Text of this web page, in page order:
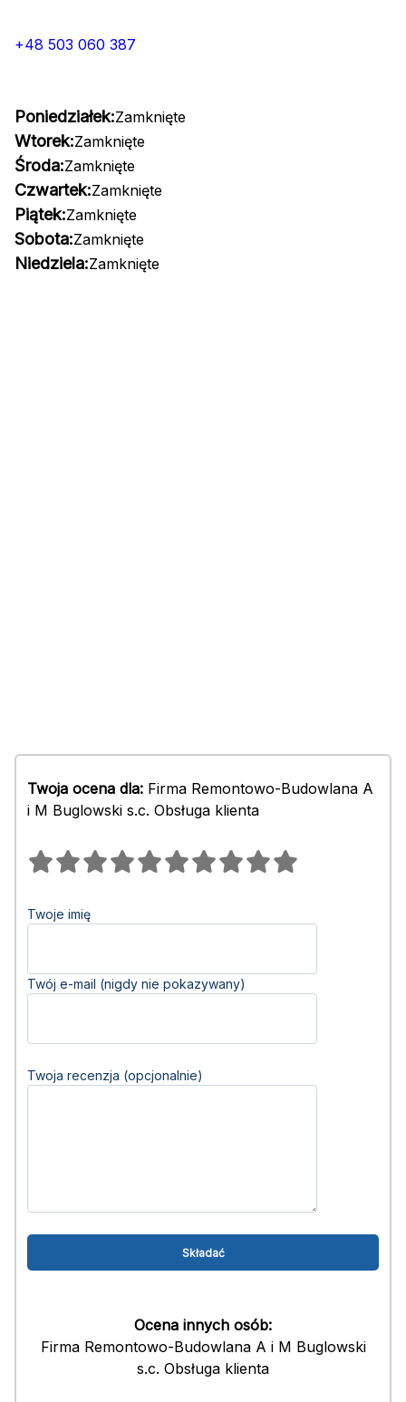
+48 503 060 387
Poniedziałek:Zamknięte
Wtorek:Zamknięte
Środa:Zamknięte
Czwartek:Zamknięte
Piątek:Zamknięte
Sobota:Zamknięte
Niedziela:Zamknięte
Twoja ocena dla: Firma Remontowo-Budowlana A
i M Buglowski s.c. Obsługa klienta
Twoje imię
Twój e-mail (nigdy nie pokazywany)
Twoja recenzja (opcjonalnie)
Ocena innych osób:
Firma Remontowo-Budowlana A i M Buglowski
s.c. Obsługa klienta